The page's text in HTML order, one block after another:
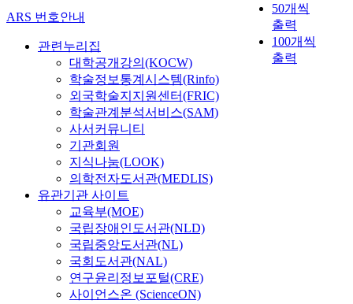
50개씩
출력
100개씩
출력
ARS 번호안내
관련누리집
대학공개강의(KOCW)
학술정보통계시스템(Rinfo)
외국학술지지원센터(FRIC)
학술관계분석서비스(SAM)
사서커뮤니티
기관회원
지식나눔(LOOK)
의학전자도서관(MEDLIS)
유관기관 사이트
교육부(MOE)
국립장애인도서관(NLD)
국립중앙도서관(NL)
국회도서관(NAL)
연구윤리정보포털(CRE)
사이언스온 (ScienceON)